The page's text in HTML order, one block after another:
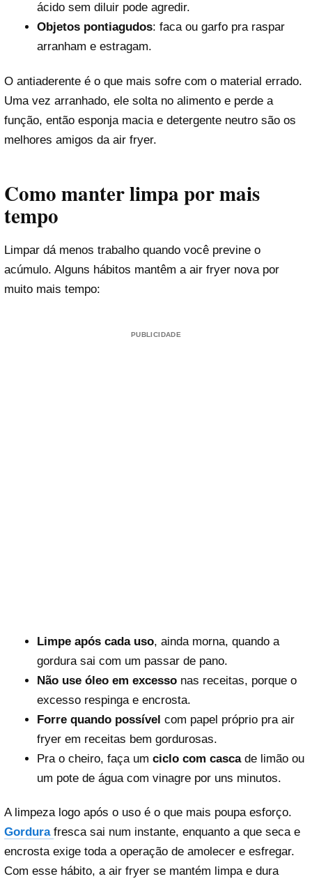
ácido sem diluir pode agredir.
Objetos pontiagudos: faca ou garfo pra raspar
arranham e estragam.
O antiaderente é o que mais sofre com o material errado.
Uma vez arranhado, ele solta no alimento e perde a
função, então esponja macia e detergente neutro são os
melhores amigos da air fryer.
Como manter limpa por mais
tempo
Limpar dá menos trabalho quando você previne o
acúmulo. Alguns hábitos mantêm a air fryer nova por
muito mais tempo:
PUBLICIDADE
Limpe após cada uso, ainda morna, quando a
gordura sai com um passar de pano.
Não use óleo em excessonas receitas, porque o
excesso respinga e encrosta.
Forre quando possível com papel próprio pra air
fryer em receitas bem gordurosas.
Pra o cheiro, faça um ciclo com cascade limão ou
um pote de água com vinagre por uns minutos.
A limpeza logo após o uso é o que mais poupa esforço.
Gordura fresca sai num instante, enquanto a que seca e
encrosta exige toda a operação de amolecer e esfregar.
Com esse hábito, a air fryer se mantém limpa e dura